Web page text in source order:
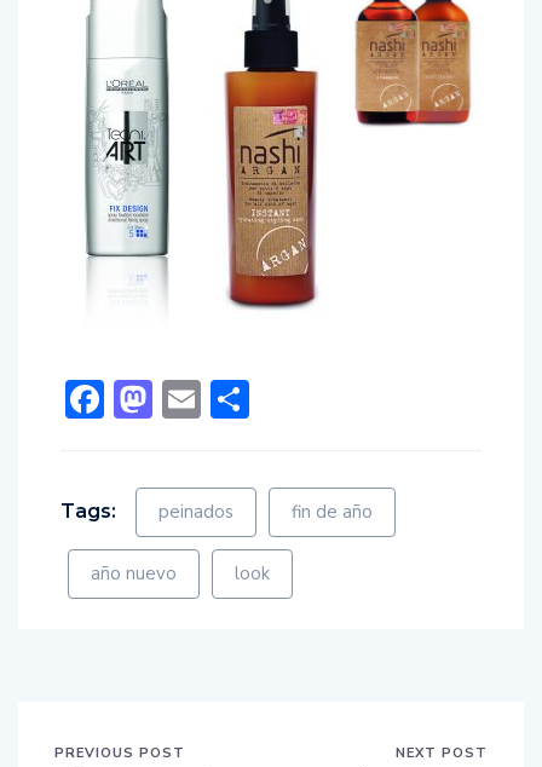
Facebook
Mastodon
Email
Tags: peinados fin de año
año nuevo look
PREVIOUS POST NEXT POST